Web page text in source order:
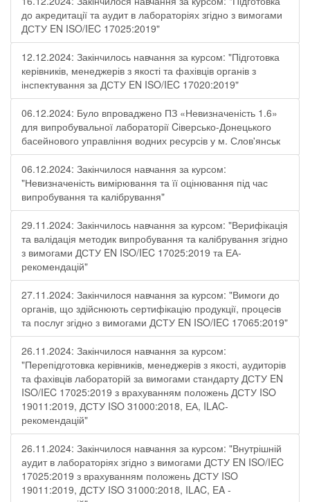
до акредитації та аудит в лабораторіях згідно з вимогами
ДСТУ EN ISO/IEC 17025:2019"
12.12.2024: Закінчилось навчання за курсом: "Підготовка
керівників, менеджерів з якості та фахівців органів з
інспектування за ДСТУ EN ISO/IEC 17020:2019"
06.12.2024: Було впроваджено ПЗ «Невизначеність 1.6»
для випробувальної лабораторії Cіверсько-Донецького
басейнового управління водних ресурсів у м. Слов'янськ
06.12.2024: Закінчилося навчання за курсом:
"Невизначеність вимірювання та її оцінювання під час
випробування та калібрування"
29.11.2024: Закінчилось навчання за курсом: "Верифікація
та валідація методик випробування та калібрування згідно
з вимогами ДСТУ EN ISO/IEC 17025:2019 та ЕА-
рекомендацій"
27.11.2024: Закінчилося навчання за курсом: "Вимоги до
органів, що здійснюють сертифікацію продукції, процесів
та послуг згідно з вимогами ДСТУ EN ISO/IEC 17065:2019"
26.11.2024: Закінчилося навчання за курсом:
"Перепідготовка керівників, менеджерів з якості, аудиторів
та фахівців лабораторій за вимогами стандарту ДСТУ EN
ISO/IEC 17025:2019 з врахуванням положень ДСТУ ISO
19011:2019, ДСТУ ISO 31000:2018, ЕА, ILAC-
рекомендацій"
26.11.2024: Закінчилося навчання за курсом: "Внутрішній
аудит в лабораторіях згідно з вимогами ДСТУ EN ISO/IEC
17025:2019 з врахуванням положень ДСТУ ISO
19011:2019, ДСТУ ISO 31000:2018, ILAC, EA -